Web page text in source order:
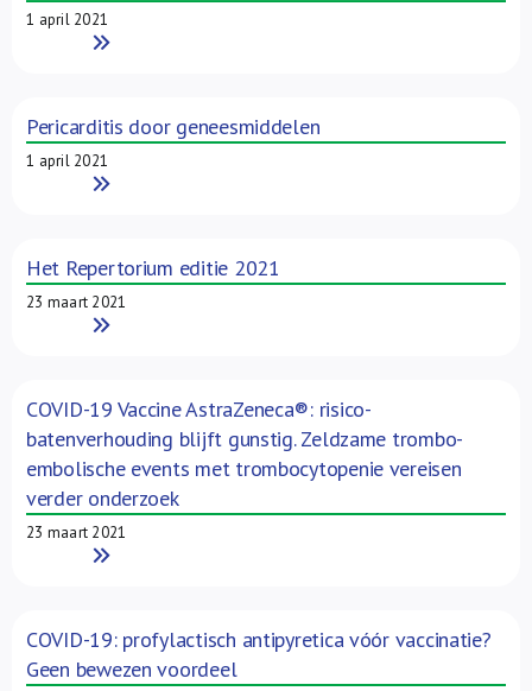
1 april 2021
Read More
Pericarditis door geneesmiddelen
1 april 2021
Read More
Het Repertorium editie 2021
23 maart 2021
Read More
COVID-19 Vaccine AstraZeneca®: risico-
batenverhouding blijft gunstig. Zeldzame trombo-
embolische events met trombocytopenie vereisen
verder onderzoek
23 maart 2021
Read More
COVID-19: profylactisch antipyretica vóór vaccinatie?
Geen bewezen voordeel